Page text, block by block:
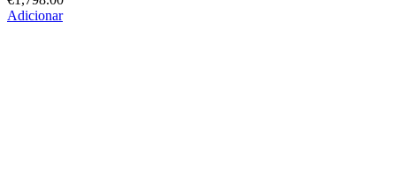
Adicionar